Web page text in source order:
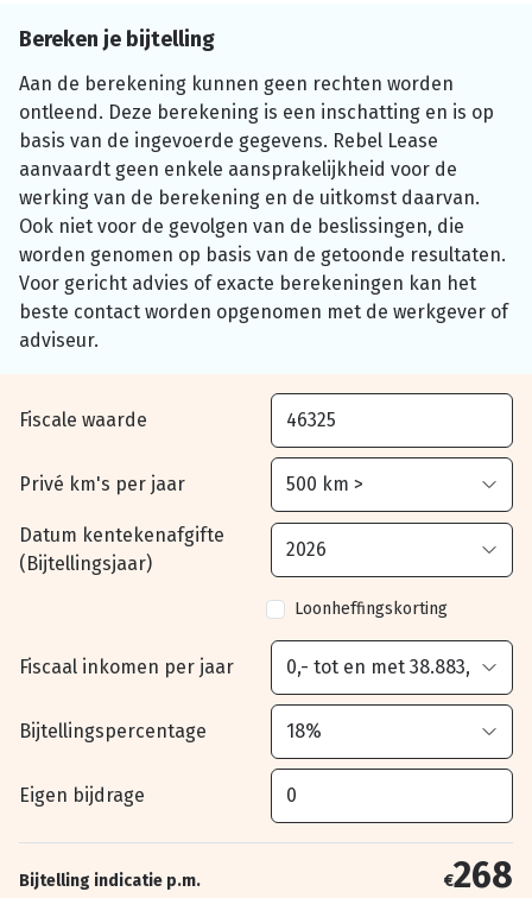
Bereken je bijtelling
Aan de berekening kunnen geen rechten worden
ontleend. Deze berekening is een inschatting en is op
basis van de ingevoerde gegevens. Rebel Lease
aanvaardt geen enkele aansprakelijkheid voor de
werking van de berekening en de uitkomst daarvan.
Ook niet voor de gevolgen van de beslissingen, die
worden genomen op basis van de getoonde resultaten.
Voor gericht advies of exacte berekeningen kan het
beste contact worden opgenomen met de werkgever of
adviseur.
Fiscale waarde
Privé km's per jaar
Datum kentekenafgifte
(Bijtellingsjaar)
Loonheffingskorting
Fiscaal inkomen per jaar
Bijtellingspercentage
Eigen bijdrage
Bijtelling indicatie p.m. €268